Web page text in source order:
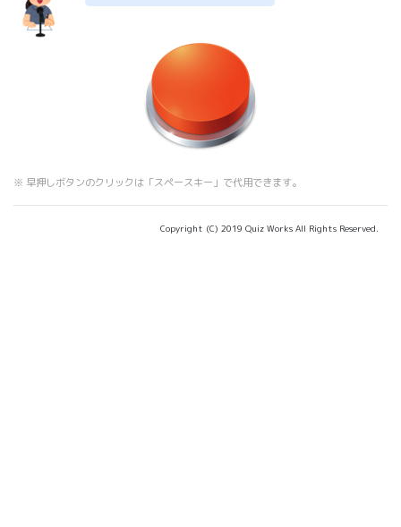
※ 早押しボタンのクリックは「スペースキー」で代用できます。
Copyright (C) 2019 Quiz Works All Rights Reserved.